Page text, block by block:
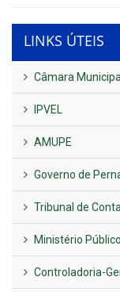
LINKS ÚTEIS
Câmara
IPVEL
AMUPE
Governo de
Tribunal de
Ministério
Controladoria-